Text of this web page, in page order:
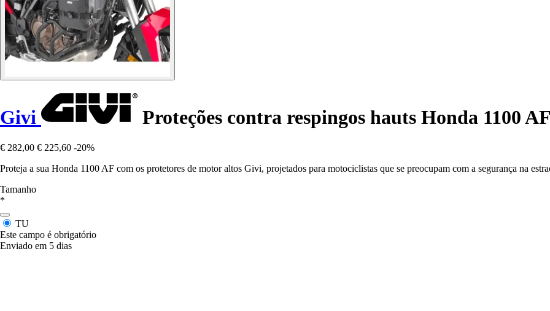
Givi Proteções contra respingos hauts Honda 1100 AF
€ 282,00 € 225,60 -20%
Proteja a sua Honda 1100 AF com os protetores de motor altos Givi, projetados para motociclistas que se preocupam com a segurança na
Tamanho
*
TU
Este campo é obrigatório
Enviado em 5 dias